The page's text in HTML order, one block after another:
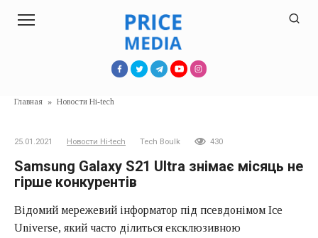
Главная » Новости Hi-tech
25.01.2021 Новости Hi-tech Tech Boulk 430
Samsung Galaxy S21 Ultra знімає місяць не
гірше конкурентів
Відомий мережевий інформатор під псевдонімом Ice
Universe, який часто ділиться ексклюзивною